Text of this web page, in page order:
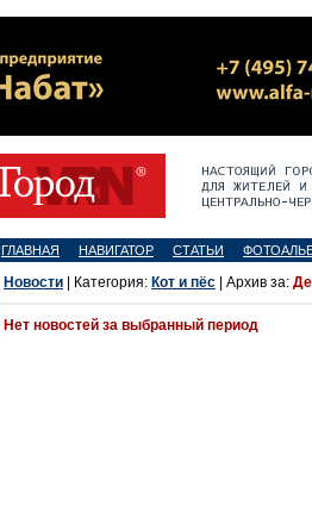
ГЛАВНАЯ НАВИГАТОР СТАТЬИ
Новости | Категория: Кот и пёс | Архив за:
Нет новостей за выбранный период